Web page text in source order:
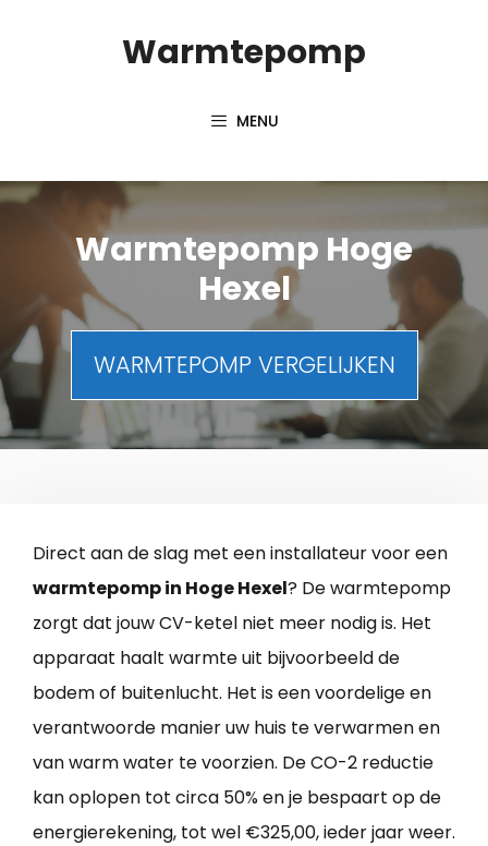
Warmtepomp
MENU
Warmtepomp Hoge
Hexel
WARMTEPOMP VERGELIJKEN
Direct aan de slag met een installateur voor een
warmtepomp in Hoge Hexel? De warmtepomp
zorgt dat jouw CV-ketel niet meer nodig is. Het
apparaat haalt warmte uit bijvoorbeeld de
bodem of buitenlucht. Het is een voordelige en
verantwoorde manier uw huis te verwarmen en
van warm water te voorzien. De CO-2 reductie
kan oplopen tot circa 50% en je bespaart op de
energierekening, tot wel €325,00, ieder jaar weer.